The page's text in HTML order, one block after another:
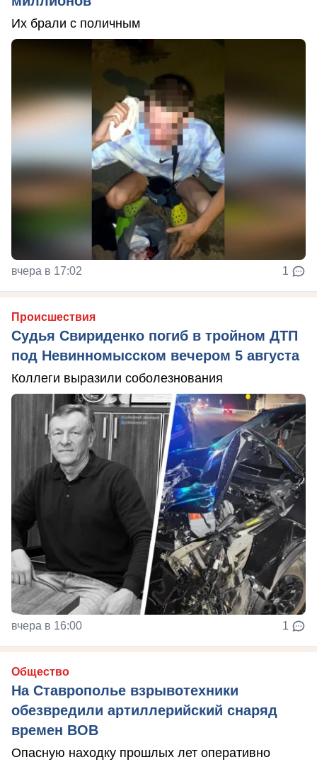
Их брали с поличным
вчера в 17:02 1
Происшествия
Судья Свириденко погиб в тройном ДТП
под Невинномысском вечером 5 августа
Коллеги выразили соболезнования
вчера в 16:00 1
Общество
На Ставрополье взрывотехники
обезвредили артиллерийский снаряд
времен ВОВ
Опасную находку прошлых лет оперативно